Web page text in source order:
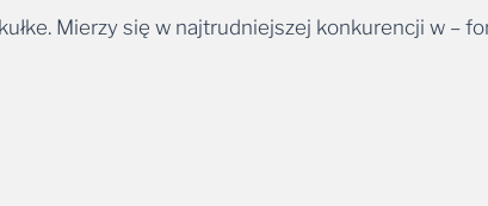
Mierzy się w najtrudniejszej konkurencji w –